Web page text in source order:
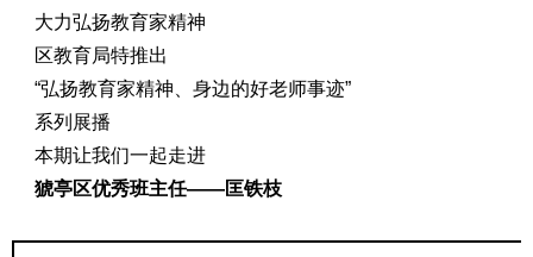
大力弘扬教育家精神
区教育局特推出
“弘扬教育家精神、身边的好老师事迹”
系列展播
本期让我们一起走进
猇亭区优秀班主任——匡铁枝